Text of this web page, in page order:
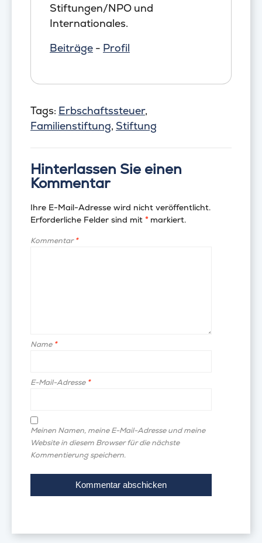
Stiftungen/NPO und
Internationales.
Beiträge - Profil
Tags: Erbschaftssteuer,
Familienstiftung, Stiftung
Hinterlassen Sie einen
Kommentar
Ihre E-Mail-Adresse wird nicht veröffentlicht.
Erforderliche Felder sind mit *markiert.
Kommentar*
Name *
E-Mail-Adresse *
Meinen Namen, meine E-Mail-Adresse und meine
Website in diesem Browser für die nächste
Kommentierung speichern.